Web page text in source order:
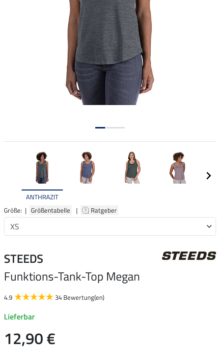
ANTHRAZIT
Größe: | Größentabelle | Ratgeber
STEEDS
Funktions-Tank-Top Megan
4.9 34 Bewertung(en)
Lieferbar
12,90 €